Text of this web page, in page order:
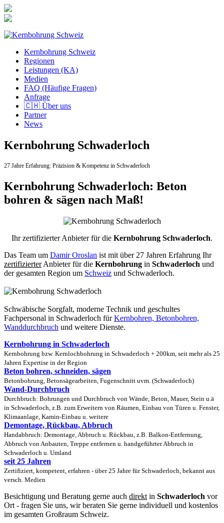
Inhalt
Kernbohrung Schweiz
Regionen
Leistungen (KA)
Medien
FAQ (Häufige Fragen)
Anfrage
🇨🇭 Über uns
Partner
News
Kernbohrung Schwaderloch
27 Jahre Erfahrung: Präzision & Kompetenz in Schwaderloch
Kernbohrung Schwaderloch: Beton
bohren & sägen nach Maß!
Ihr zertifizierter Anbieter für die Kernbohrung Schwaderloch.
Das Team um Damir Oroslan ist mit über 27 Jahren Erfahrung Ihr
zertifizierterAnbieter für die Kernbohrung in Schwaderloch und
der gesamten Region um Schweiz und Schwaderloch.
Schwäbische Sorgfalt, moderne Technik und geschultes
Fachpersonal in Schwaderloch fürKernbohren, Betonbohren,
Wanddurchbruch und weitere Dienste.
Kernbohrung in Schwaderloch
Kernbohrung bzw. Kernlochbohrung in Schwaderloch + 200km, seit mehr als 25
Jahren Expertise in der Region
Beton bohren, schneiden, sägen
Betonbohrung, Betonsägearbeiten, Fugenschnitt uvm. (Schwaderloch)
Wand-Durchbruch
Durchbruch: Bohrungen und Durchbruch von Wände, Beton, Mauer, Stein u.ä
in Schwaderloch, z.B. zum Erweitern von Räumen, Einbau von Türen u. Fenster,
Klimaanlage, Kamin-Einbau u. weitere
Demontage, Rückbau, Abbruch
Handabbruch: Demontage, Abbruch u. Rückbau, z.B. Balkon-Entfernung,
Abbruch von Anbauten, Treppe entfernen u. handgeführter Abbruch in
Schwaderloch u. Umland
seit 25 Jahren
Zertifiziert, kompetent, erfahren - über 25 Jahre für Schwaderloch, bekannt aus
versch. Medien
Besichtigung und Beratung gerne auch direkt in Schwaderloch vor
Ort - fragen Sie uns, wir beraten Sie gerne individuell und kostenlos
im gesamten Großraum Schweiz.